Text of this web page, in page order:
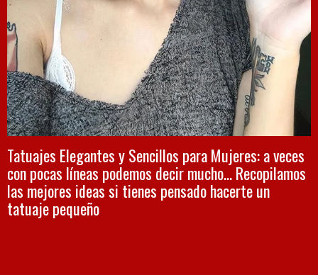
Tatuajes Elegantes y Sencillos para Mujeres: a veces
con pocas líneas podemos decir mucho... Recopilamos
las mejores ideas si tienes pensado hacerte un
tatuaje pequeño